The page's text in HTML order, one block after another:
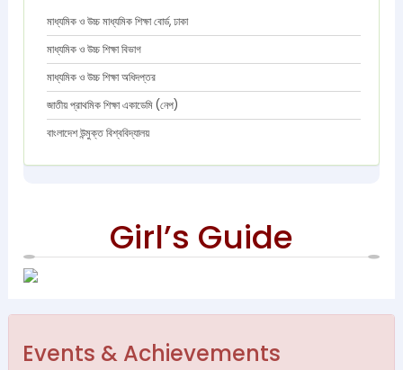
মাধ্যমিক ও উচ্চ মাধ্যমিক শিক্ষা বোর্ড, ঢাকা
মাধ্যমিক ও উচ্চ শিক্ষা বিভাগ
মাধ্যমিক ও উচ্চ শিক্ষা অধিদপ্তর
জাতীয় প্রাথমিক শিক্ষা একাডেমি (নেপ)
বাংলাদেশ উন্মুক্ত বিশ্ববিদ্যালয়
Girl’s Guide
Events & Achievements